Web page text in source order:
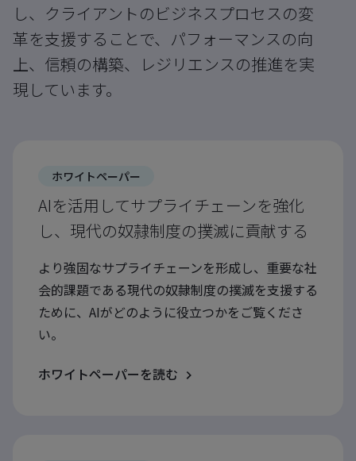
し、クライアントのビジネスプロセスの変
革を支援することで、パフォーマンスの向
上、信頼の構築、レジリエンスの推進を実
現しています。
ホワイトペーパー
AIを活用してサプライチェーンを強化
し、現代の奴隷制度の撲滅に貢献する
より強固なサプライチェーンを形成し、重要な社
会的課題である現代の奴隷制度の撲滅を支援する
ために、AIがどのように役立つかをご覧くださ
い。
ホワイトペーパーを読む